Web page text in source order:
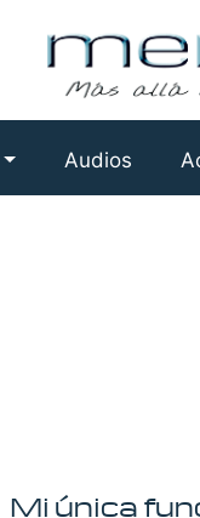
Audios
Mi única